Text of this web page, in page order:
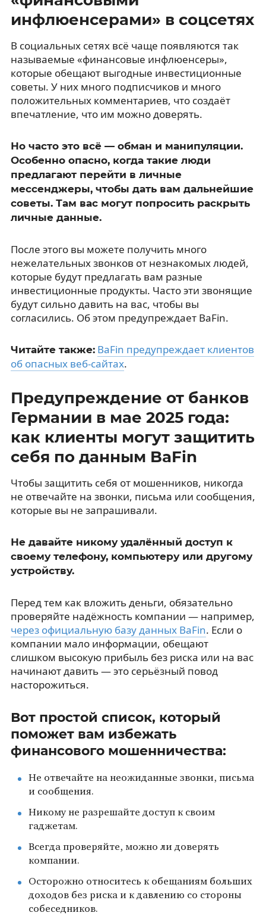
инфлюенсерами» в соцсетях
В социальных сетях всё чаще появляются так
называемые «финансовые инфлюенсеры»,
которые обещают выгодные инвестиционные
советы. У них много подписчиков и много
положительных комментариев, что создаёт
впечатление, что им можно доверять.
Но часто это всё — обман и манипуляции.
Особенно опасно, когда такие люди
предлагают перейти в личные
мессенджеры, чтобы дать вам дальнейшие
советы. Там вас могут попросить раскрыть
личные данные.
После этого вы можете получить много
нежелательных звонков от незнакомых людей,
которые будут предлагать вам разные
инвестиционные продукты. Часто эти звонящие
будут сильно давить на вас, чтобы вы
согласились. Об этом предупреждает BaFin.
Читайте также: BaFin предупреждает клиентов
об опасных веб-сайтах.
Предупреждение от банков
Германии в мае 2025 года:
как клиенты могут защитить
себя по данным BaFin
Чтобы защитить себя от мошенников, никогда
не отвечайте на звонки, письма или сообщения,
которые вы не запрашивали.
Не давайте никому удалённый доступ к
своему телефону, компьютеру или другому
устройству.
Перед тем как вложить деньги, обязательно
проверяйте надёжность компании — например,
через официальную базу данных BaFin. Если о
компании мало информации, обещают
слишком высокую прибыль без риска или на вас
начинают давить — это серьёзный повод
насторожиться.
Вот простой список, который
поможет вам избежать
финансового мошенничества:
Не отвечайте на неожиданные звонки, письма
и сообщения.
Никому не разрешайте доступ к своим
гаджетам.
Всегда проверяйте, можно ли доверять
компании.
Осторожно относитесь к обещаниям больших
доходов без риска и к давлению со стороны
собеседников.